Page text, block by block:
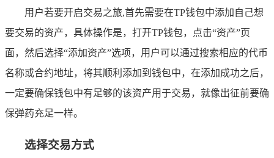
用户若要开启交易之旅,首先需要在TP钱包中添加自己想
要交易的资产，具体操作是，打开TP钱包，点击“资产”页
面，然后选择“添加资产”选项，用户可以通过搜索相应的代币
名称或合约地址，将其顺利添加到钱包中，在添加成功之后，
一定要确保钱包中有足够的该资产用于交易，就像出征前要确
保弹药充足一样。
选择交易方式